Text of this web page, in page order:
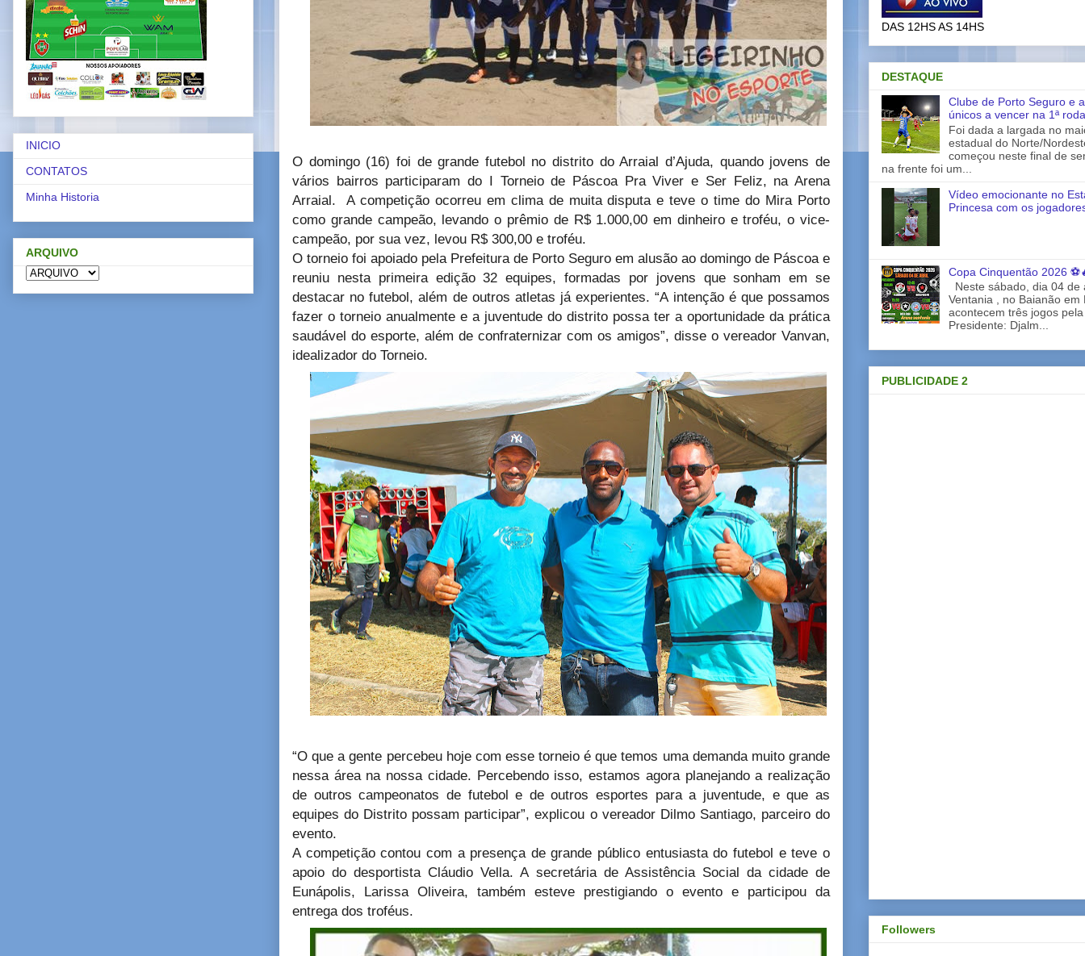
O domingo (16) foi de grande futebol no distrito do Arraial d’Ajuda, quando jovens de
vários bairros participaram do I Torneio de Páscoa Pra Viver e Ser Feliz, na Arena
Arraial. A competição ocorreu em clima de muita disputa e teve o time do Mira Porto
como grande campeão, levando o prêmio de R$ 1.000,00 em dinheiro e troféu, o vice-
campeão, por sua vez, levou R$ 300,00 e troféu.
O torneio foi apoiado pela Prefeitura de Porto Seguro em alusão ao domingo de Páscoa e
reuniu nesta primeira edição 32 equipes, formadas por jovens que sonham em se
destacar no futebol, além de outros atletas já experientes. “A intenção é que possamos
fazer o torneio anualmente e a juventude do distrito possa ter a oportunidade da prática
saudável do esporte, além de confraternizar com os amigos”, disse o vereador Vanvan,
idealizador do Torneio.
“O que a gente percebeu hoje com esse torneio é que temos uma demanda muito grande
nessa área na nossa cidade. Percebendo isso, estamos agora planejando a realização
de outros campeonatos de futebol e de outros esportes para a juventude, e que as
equipes do Distrito possam participar”, explicou o vereador Dilmo Santiago, parceiro do
evento.
A competição contou com a presença de grande público entusiasta do futebol e teve o
apoio do desportista Cláudio Vella. A secretária de Assistência Social da cidade de
Eunápolis, Larissa Oliveira, também esteve prestigiando o evento e participou da
entrega dos troféus.
INICIO
CONTATOS
Minha Historia
ARQUIVO
DAS 12HS AS 14HS
DESTAQUE
Clube de Porto Seguro e
únicos a vencer na 1ª
Foi dada a largada no
estadual do Norte/
começou neste final de
na frente foi um...
Vídeo emocionante no
Princesa com os
Copa Cinquentão 2026
Neste sábado, dia 04 de
Ventania , no Baianão em
acontecem três jogos
Presidente: Djalm...
PUBLICIDADE 2
Followers